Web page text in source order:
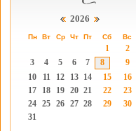
2026
Пн Вт Ср Чт Пт Сб Вс
1
2
3
4 5 6 7 8
9
10
11 12 13 14 15
16
17
18 19 20 21 22
23
24 25 26 27 28 29
30
31